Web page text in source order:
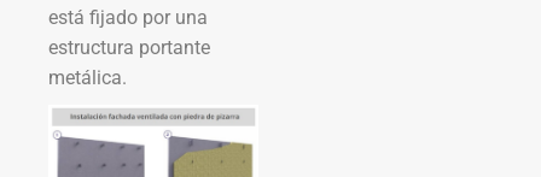
está fijado por una
estructura portante
metálica.